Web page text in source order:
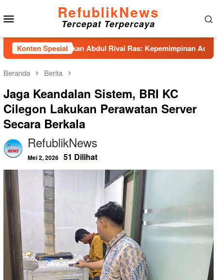
ke
konten
RefublikNews
Tercepat Terpercaya
Konten Spesial
Hadirkan Abdul Rivai Ras: Kepemimpinan Adalah
Beranda Berita
Jaga Keandalan Sistem, BRI KC
Cilegon Lakukan Perawatan Server
Secara Berkala
RefublikNews
Mei 2, 2026 51 Dilihat